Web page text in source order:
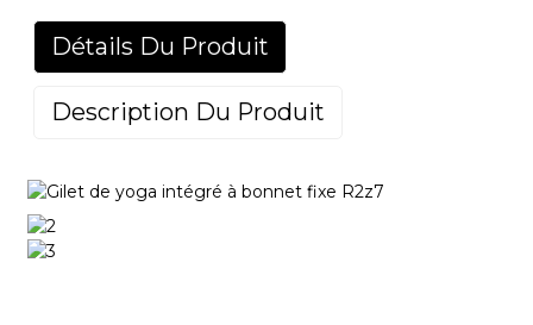
Détails Du Produit
Description Du Produit